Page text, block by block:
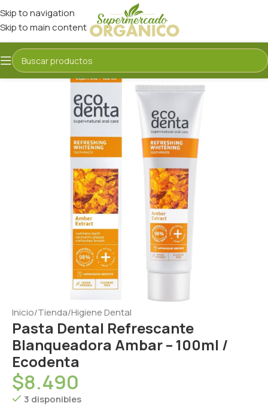
Skip to navigation
Skip to main content
Inicio/Tienda/Higiene Dental
Pasta Dental Refrescante
Blanqueadora Ambar – 100ml /
Ecodenta
$8.490
3 disponibles